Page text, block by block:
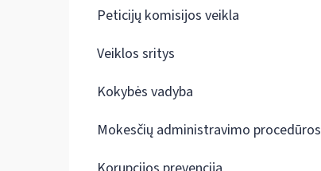
Peticijų komisijos veikla
Veiklos sritys
Kokybės vadyba
Mokesčių administravimo procedūros